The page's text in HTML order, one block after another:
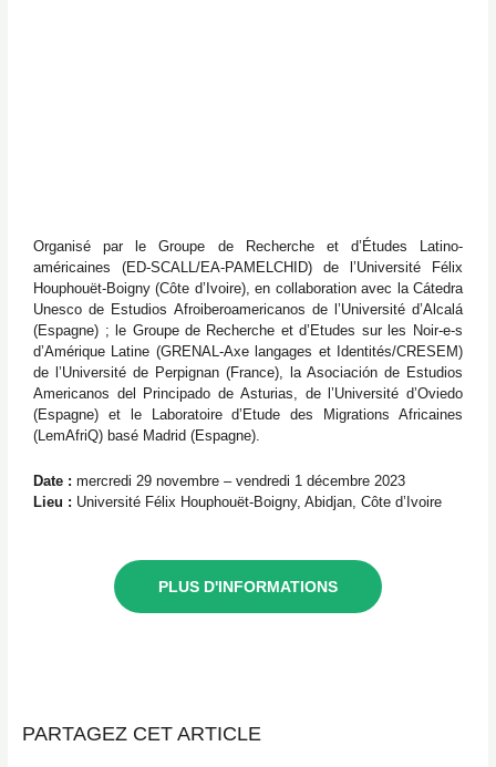
Organisé par le Groupe de Recherche et d’Études Latino-
américaines (ED-SCALL/EA-PAMELCHID) de l’Université Félix
Houphouët-Boigny (Côte d’Ivoire), en collaboration avec la Cátedra
Unesco de Estudios Afroiberoamericanos de l’Université d’Alcalá
(Espagne) ; le Groupe de Recherche et d’Etudes sur les Noir-e-s
d’Amérique Latine (GRENAL-Axe langages et Identités/CRESEM)
de l’Université de Perpignan (France), la Asociación de Estudios
Americanos del Principado de Asturias, de l’Université d’Oviedo
(Espagne) et le Laboratoire d’Etude des Migrations Africaines
(LemAfriQ) basé Madrid (Espagne).
Date : mercredi 29 novembre – vendredi 1 décembre 2023
Lieu : Université Félix Houphouët-Boigny, Abidjan, Côte d’Ivoire
PLUS D'INFORMATIONS
PARTAGEZ CET ARTICLE